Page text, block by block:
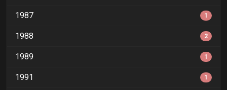
1987 1
1988 2
1989 1
1991 1